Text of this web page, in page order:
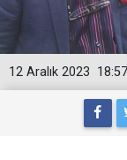
18:57
12 Aralık 2023